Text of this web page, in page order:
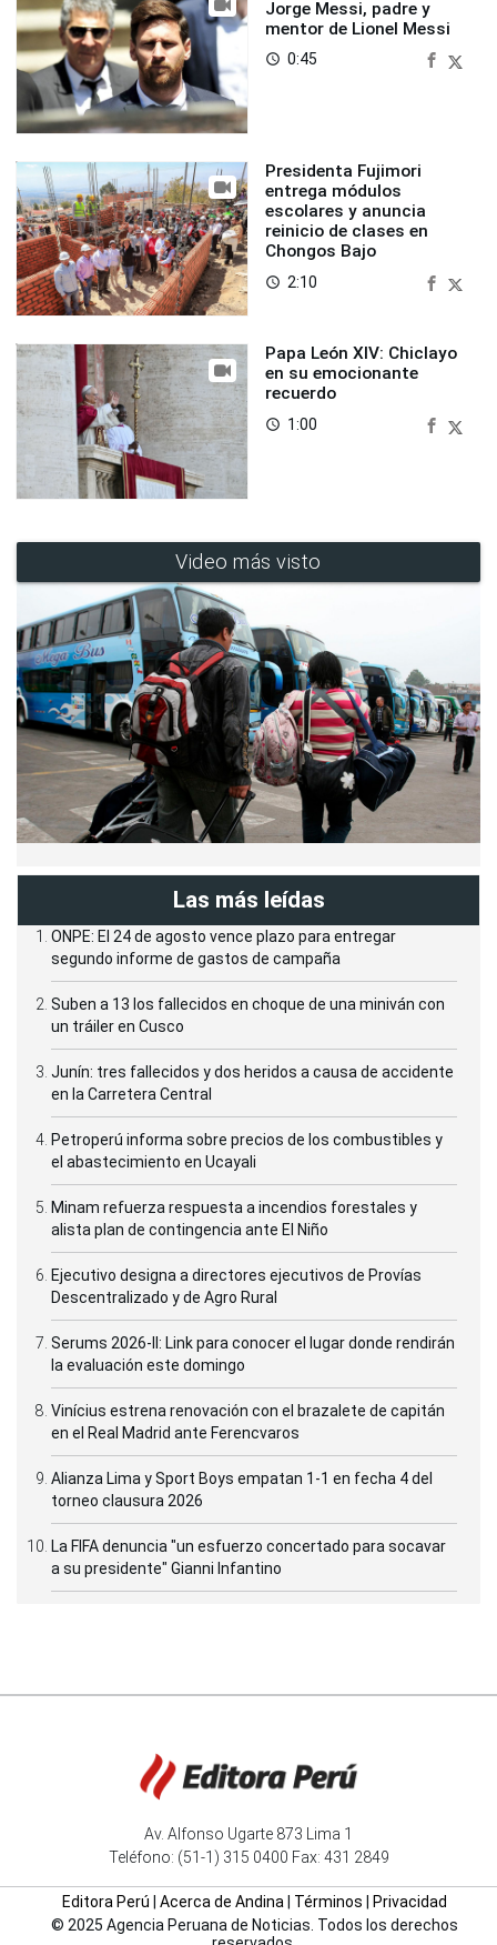
Jorge Messi, padre y
mentor de Lionel Messi
access_time 0:45
Presidenta Fujimori
entrega módulos
escolares y anuncia
reinicio de clases en
Chongos Bajo
access_time 2:10
Papa León XIV: Chiclayo
en su emocionante
recuerdo
access_time 1:00
Video más visto
Las más leídas
ONPE: El 24 de agosto vence plazo para entregar
segundo informe de gastos de campaña
Suben a 13 los fallecidos en choque de una miniván con
un tráiler en Cusco
Junín: tres fallecidos y dos heridos a causa de accidente
en la Carretera Central
Petroperú informa sobre precios de los combustibles y
el abastecimiento en Ucayali
Minam refuerza respuesta a incendios forestales y
alista plan de contingencia ante El Niño
Ejecutivo designa a directores ejecutivos de Provías
Descentralizado y de Agro Rural
Serums 2026-II: Link para conocer el lugar donde rendirán
la evaluación este domingo
Vinícius estrena renovación con el brazalete de capitán
en el Real Madrid ante Ferencvaros
Alianza Lima y Sport Boys empatan 1-1 en fecha 4 del
torneo clausura 2026
La FIFA denuncia "un esfuerzo concertado para socavar
a su presidente" Gianni Infantino
Av. Alfonso Ugarte 873 Lima 1
Teléfono: (51-1) 315 0400 Fax: 431 2849
Editora Perú Acerca de Andina Términos
Privacidad
© 2025 Agencia Peruana de Noticias. Todos los derechos